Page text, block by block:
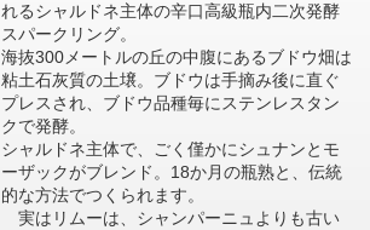
れるシャルドネ主体の辛口高級瓶内二次発酵
スパークリング。
海抜300メートルの丘の中腹にあるブドウ畑は
粘土石灰質の土壌。ブドウは手摘み後に直ぐ
プレスされ、ブドウ品種毎にステンレスタン
クで発酵。
シャルドネ主体で、ごく僅かにシュナンとモ
ーザックがブレンド。18か月の瓶熟と、伝統
的な方法でつくられます。
実はリムーは、シャンパーニュよりも古い